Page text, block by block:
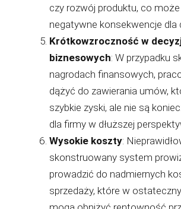
czy rozwój produktu, co
negatywne konsekwencje dla
Krótkowzroczność w
biznesowych: W przypadku
nagrodach finansowych,
dążyć do zawierania umów,
szybkie zyski, ale nie są
dla firmy w dłuższej
Wysokie koszty:
skonstruowany system
prowadzić do nadmiernych
sprzedaży, które w